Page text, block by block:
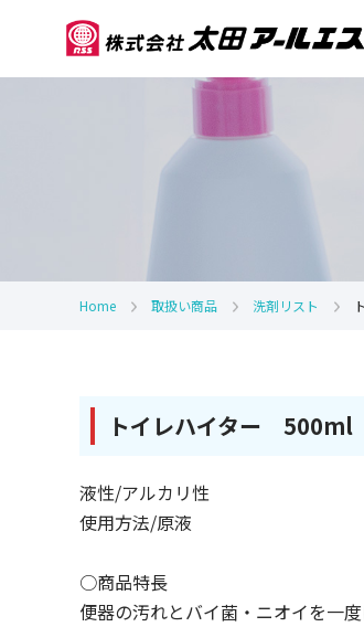
Home 取扱い商品 洗剤リスト
トイレハイター 500ml
液性/アルカリ性
使用方法/原液
○商品特長
便器の汚れとバイ菌・ニオイを一